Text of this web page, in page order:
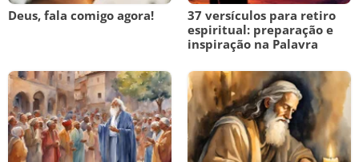
Deus, fala comigo agora!
37 versículos para retiro
espiritual: preparação e
inspiração na Palavra